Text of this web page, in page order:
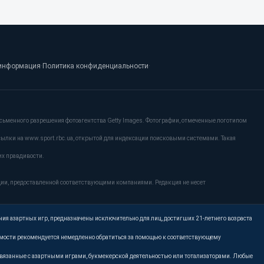
· Политика конфиденциальности·
разрешения фотоагентства Getty Images. Фотографии, отмеченные логотипом
на www.sport.rbc.ua, открытой для индексации поисковыми системами. Такая
правдивости.
предоставленной соответствующими компаниями. Редакция не несет
азартных игр, предназначены исключительно для лиц, достигших 21-летнего возраста
рекомендуется немедленно обратиться за помощью к соответствующему
с азартными играми, букмекерской деятельностью или тотализаторами. Любые